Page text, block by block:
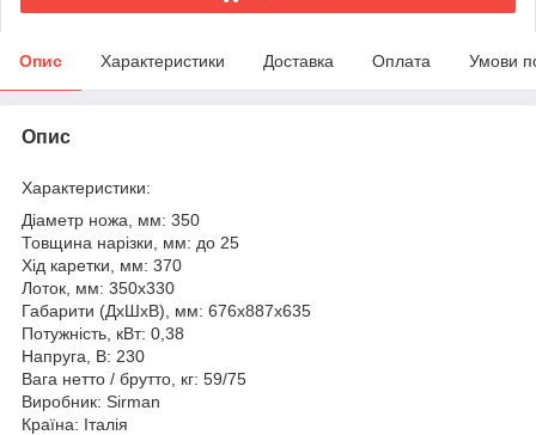
Опис Характеристики Доставка Оплата Умови
Опис
Характеристики:
Діаметр ножа, мм: 350
Товщина нарізки, мм: до 25
Хід каретки, мм: 370
Лоток, мм: 350x330
Габарити (ДхШхВ), мм: 676х887х635
Потужність, кВт: 0,38
Напруга, В: 230
Вага нетто / брутто, кг: 59/75
Виробник: Sirman
Країна: Італія